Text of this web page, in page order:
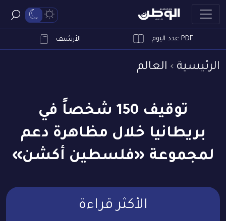
PDF عدد اليوم الأرشيف
الرئيسية العالم
توقيف 150 شخصاً في
بريطانيا خلال مظاهرة دعم
لمجموعة «فلسطين أكشن»
الأكثر قراءة